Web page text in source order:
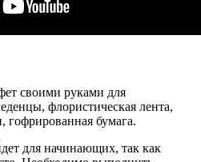
своими руками для
флористическая лента,
бумага.
для начинающих, так как